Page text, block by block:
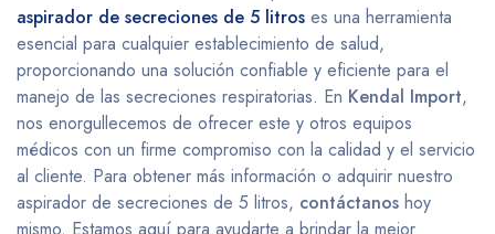
aspirador de secreciones de 5 litros es una herramienta
esencial para cualquier establecimiento de salud,
proporcionando una solución confiable y eficiente para el
manejo de las secreciones respiratorias. En Kendal Import,
nos enorgullecemos de ofrecer este y otros equipos
médicos con un firme compromiso con la calidad y el servicio
al cliente. Para obtener más información o adquirir nuestro
aspirador de secreciones de 5 litros, contáctanos hoy